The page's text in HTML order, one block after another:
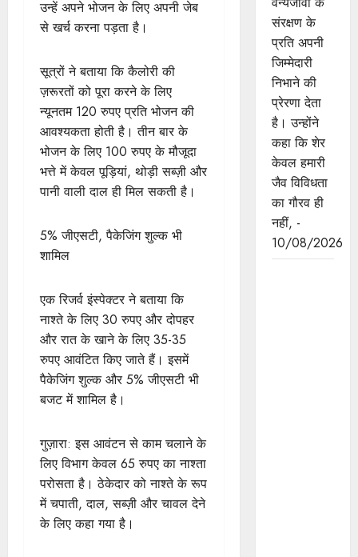
उन्हें अपने भोजन के लिए अपनी जेब
से खर्च करना पड़ता है।
सूत्रों ने बताया कि कैलोरी की
ज़रूरतों को पूरा करने के लिए
न्यूनतम 120 रुपए प्रति भोजन की
आवश्यकता होती है। तीन बार के
भोजन के लिए 100 रुपए के मौजूदा
भत्ते में केवल पूड़ियां, थोड़ी सब्ज़ी और
पानी वाली दाल ही मिल सकती है।
5% जीएसटी, पैकेजिंग शुल्क भी
शामिल
एक रिजर्व इंस्पेक्टर ने बताया कि
नाश्ते के लिए 30 रुपए और दोपहर
और रात के खाने के लिए 35-35
रुपए आवंटित किए जाते हैं। इसमें
पैकेजिंग शुल्क और 5% जीएसटी भी
बजट में शामिल है।
गुज़ारा: इस आवंटन से काम चलाने के
लिए विभाग केवल 65 रुपए का नाश्ता
परोसता है। ठेकेदार को नाश्ते के रूप
में चपाती, दाल, सब्ज़ी और चावल देने
के लिए कहा गया है।
संरक्षण के
प्रति अपनी
जिम्मेदारी
निभाने की
प्रेरणा देता
है। उन्होंने
कहा कि शेर
केवल हमारी
जैव विविधता
का गौरव ही
नहीं, -
10/08/2026